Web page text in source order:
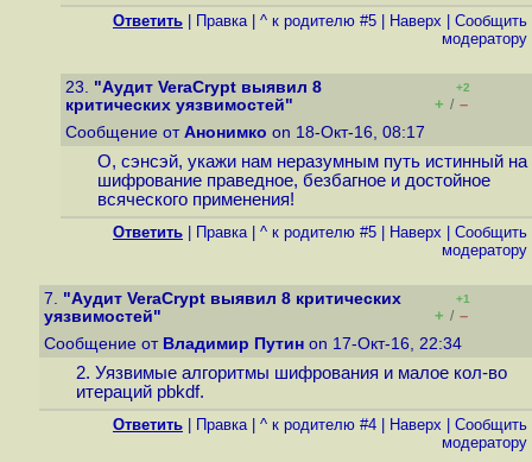
Ответить Правка| ^ к родителю #5 Наверх
Cообщить
модератору
23. "Аудит VeraCrypt выявил 8
критических уязвимостей"
+2
+ / –
Сообщение от Анонимко on 18-Окт-16, 08:17
О, сэнсэй, укажи нам неразумным путь истинный на
шифрование праведное, безбагное и достойное
всяческого применения!
Ответить Правка| ^ к родителю #5 Наверх
Cообщить
модератору
7. "Аудит VeraCrypt выявил 8 критических
уязвимостей"
+1
+ / –
Сообщение от Владимир Путин on 17-Окт-16, 22:34
2. Уязвимые алгоритмы шифрования и малое кол-во
итераций pbkdf.
Ответить Правка| ^ к родителю #4 Наверх
Cообщить
модератору